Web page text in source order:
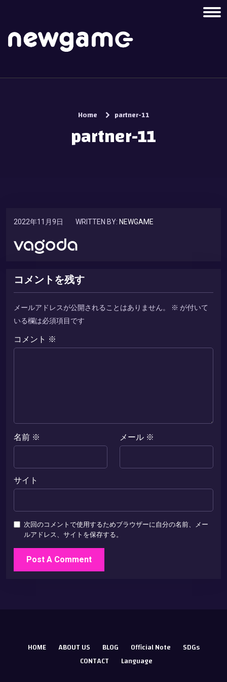
Home partner-11
partner-11
2022年11月9日 WRITTEN BY: NEWGAME
コメントを残す
メールアドレスが公開されることはありません。 ※ が付いて
いる欄は必須項目です
コメント ※
名前 ※ メール ※
サイト
次回のコメントで使用するためブラウザーに自分の名前、メー
ルアドレス、サイトを保存する。
HOME ABOUT US BLOG Official Note
SDGs
CONTACT
Language